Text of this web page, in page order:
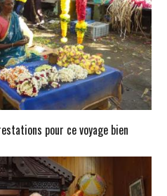
pour ce voyage bien